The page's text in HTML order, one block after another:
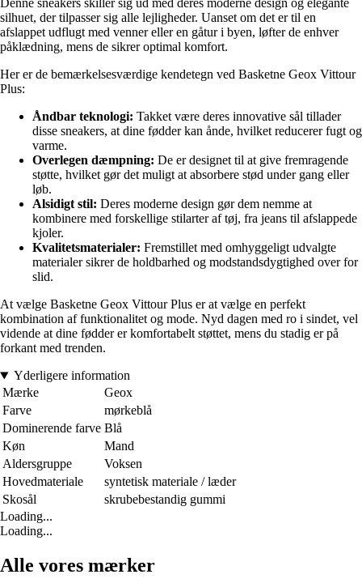
Denne sneakers skiller sig ud med deres moderne design og elegante
silhuet, der tilpasser sig alle lejligheder. Uanset om det er til en
afslappet udflugt med venner eller en gåtur i byen, løfter de enhver
påklædning, mens de sikrer optimal komfort.
Her er de bemærkelsesværdige kendetegn ved Basketne Geox Vittour
Plus:
Åndbar teknologi: Takket være deres innovative sål tillader
disse sneakers, at dine fødder kan ånde, hvilket reducerer fugt og
varme.
Overlegen dæmpning: De er designet til at give fremragende
støtte, hvilket gør det muligt at absorbere stød under gang eller
løb.
Alsidigt stil: Deres moderne design gør dem nemme at
kombinere med forskellige stilarter af tøj, fra jeans til afslappede
kjoler.
Kvalitetsmaterialer: Fremstillet med omhyggeligt udvalgte
materialer sikrer de holdbarhed og modstandsdygtighed over for
slid.
At vælge Basketne Geox Vittour Plus er at vælge en perfekt
kombination af funktionalitet og mode. Nyd dagen med ro i sindet, vel
vidende at dine fødder er komfortabelt støttet, mens du stadig er på
forkant med trenden.
Yderligere information
Mærke
Geox
Farve
mørkeblå
Dominerende farve Blå
Køn
Mand
Aldersgruppe
Voksen
Hovedmateriale
syntetisk materiale / læder
Skosål
skrubebestandig gummi
Loading...
Loading...
Alle vores mærker